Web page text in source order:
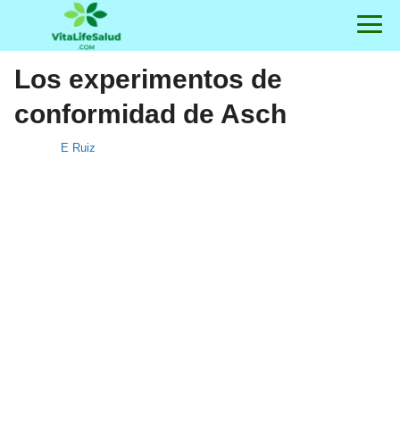
Los experimentos de
conformidad de Asch
E Ruiz